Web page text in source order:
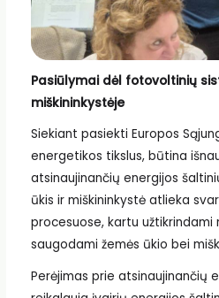
Pasiūlymai dėl fotovoltinių
miškininkystėje
Siekiant pasiekti Europos
energetikos tikslus, būtina
atsinaujinančių energijos
ūkis ir miškininkystė atlieka
procesuose, kartu užtikrindami
saugodami žemės ūkio bei
Perėjimas prie atsinaujinančių